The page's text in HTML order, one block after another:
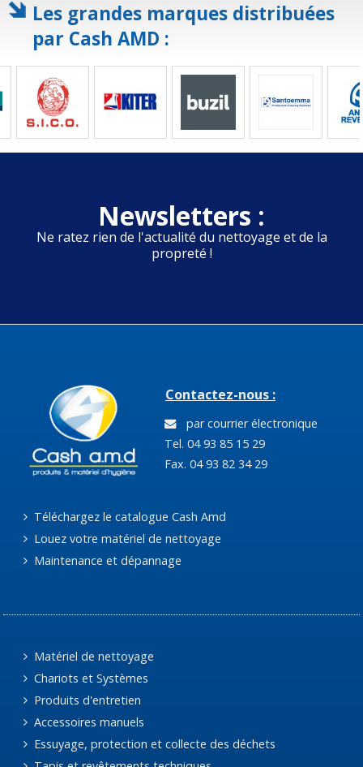
Les grandes marques distribuées
par Cash AMD :
Newsletters :
Ne ratez rien de l'actualité du nettoyage et de la
propreté !
Contactez-nous :
par courrier électronique
Tel. 04 93 85 15 29
Fax. 04 93 82 34 29
Téléchargez le catalogue Cash Amd
Louez votre matériel de nettoyage
Maintenance et dépannage
Matériel de nettoyage
Chariots et Systèmes
Produits d'entretien
Accessoires manuels
Essuyage, protection et collecte des déchets